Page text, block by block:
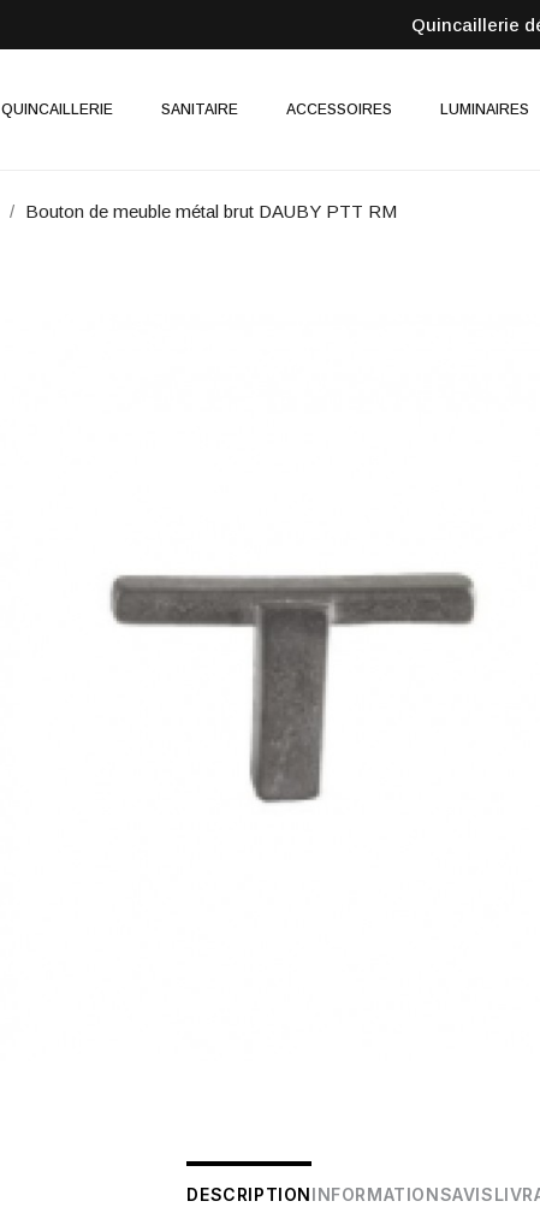
Quincaillerie
QUINCAILLERIE SANITAIRE ACCESSOIRES LUMINAIRES
Bouton de meuble métal brut DAUBY PTT RM
DESCRIPTIONINFORMATIONSAVIS